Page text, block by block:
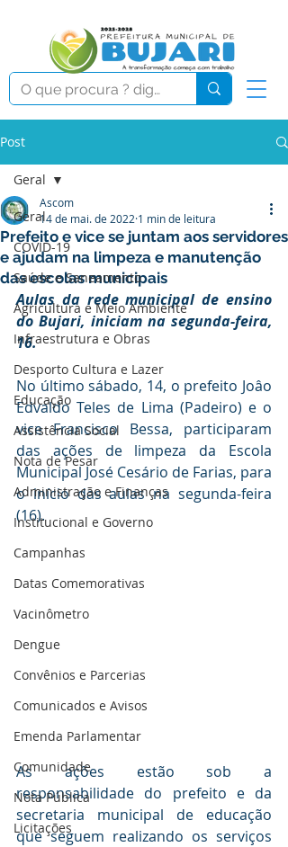
Post
Geral
COVID-19
Saúde e Saneamento
Agricultura e Meio Ambiente
Infraestrutura e Obras
Desporto Cultura e Lazer
Educação
Assistência Social
Nota de Pesar
Administração e Finanças
Institucional e Governo
Campanhas
Datas Comemorativas
Vacinômetro
Dengue
Convênios e Parcerias
Comunicados e Avisos
Emenda Parlamentar
Comunidade
Nota Pública
Licitações
Geral
Prefeito e vice se juntam aos servidores
e ajudam na limpeza e manutenção
das escolas municipais
Ascom
14 de mai. de 2022 1 min de leitura
Aulas da rede municipal de ensino
do Bujari, iniciam na segunda-feira,
16.
No último sábado, 14, o prefeito Joâo
Edvaldo Teles de Lima (Padeiro) e o
vice Francisco Bessa, participaram
das ações de limpeza da Escola
Municipal José Cesário de Farias, para
o início das aulas na segunda-feira
(16).
As ações estão sob a
responsabilidade do prefeito e da
secretaria municipal de educação
que seguem realizando os serviços